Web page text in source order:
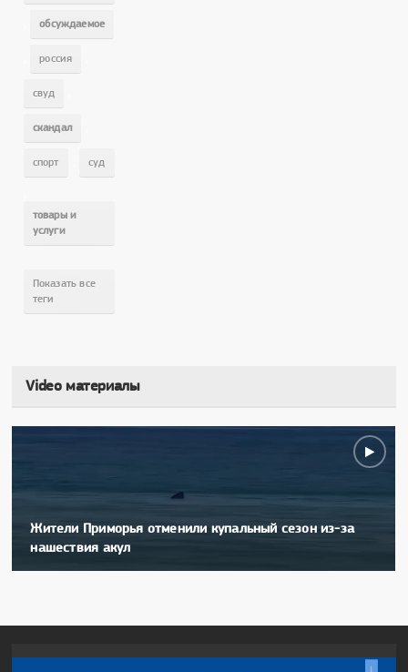
обсуждаемое
россия
свуд
скандал
спорт суд
товары и
услуги
Показать все
теги
Video материалы
Жители Приморья отменили купальный сезон из-за
нашествия акул